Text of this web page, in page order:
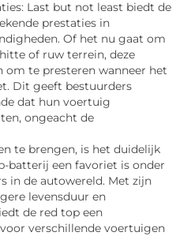
Last but not least biedt de
prestaties in
Of het nu gaat om
of ruw terrein, deze
om te presteren wanneer het
Dit geeft bestuurders
dat hun voertuig
ongeacht de
te brengen, is het duidelijk
batterij een favoriet is onder
in de autowereld. Met zijn
levensduur en
de red top een
verschillende voertuigen